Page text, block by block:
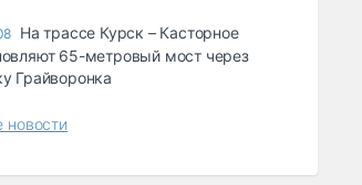
На трассе Курск – Касторное
65-метровый мост через
Грайворонка
новости